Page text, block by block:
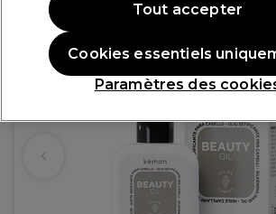
Paramètres des
Cookies essentiels
Tout accepter